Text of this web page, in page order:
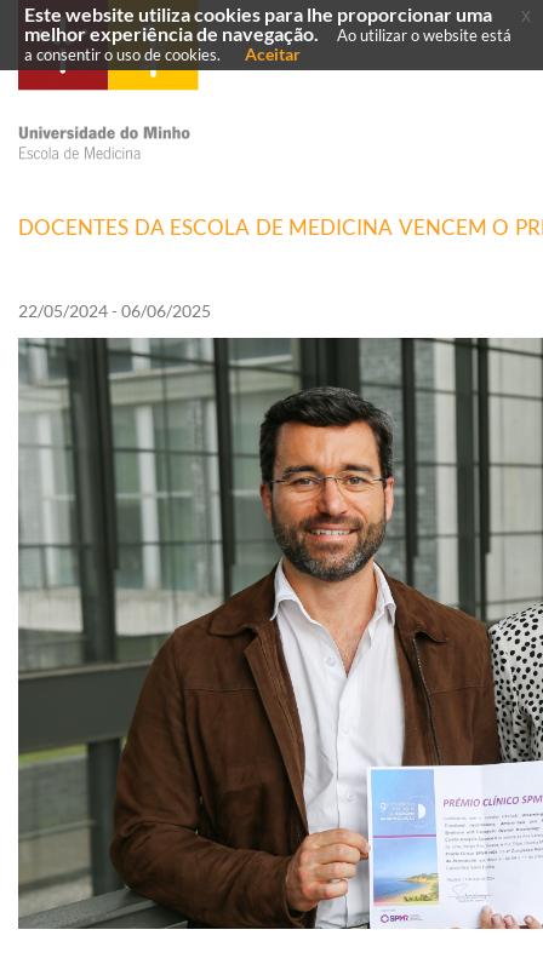
DOCENTES DA ESCOLA DE MEDICINA VENCEM O
22/05/2024 - 06/06/2025
Este website utiliza cookies para lhe proporcionar uma
melhor experiência de navegação.
Ao utilizar o website está
a consentir o uso de cookies.
Aceitar
x